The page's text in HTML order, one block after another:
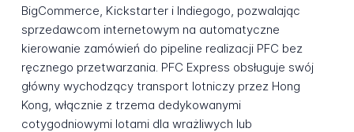
BigCommerce, Kickstarter i Indiegogo, pozwalając
sprzedawcom internetowym na automatyczne
kierowanie zamówień do pipeline realizacji PFC bez
ręcznego przetwarzania. PFC Express obsługuje swój
główny wychodzący transport lotniczy przez Hong
Kong, włącznie z trzema dedykowanymi
cotygodniowymi lotami dla wrażliwych lub